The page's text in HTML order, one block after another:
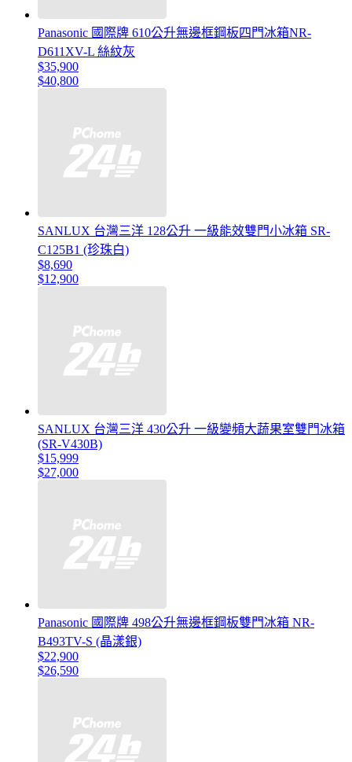
Panasonic 國際牌 610公升無邊框鋼板四門冰箱NR-
D611XV-L 絲紋灰
$35,900
$40,800
SANLUX 台灣三洋 128公升 一級能效雙門小冰箱 SR-
C125B1 (珍珠白)
$8,690
$12,900
SANLUX 台灣三洋 430公升 一級變頻大蔬果室雙門冰箱
(SR-V430B)
$15,999
$27,000
Panasonic 國際牌 498公升無邊框鋼板雙門冰箱 NR-
B493TV-S (晶漾銀)
$22,900
$26,590